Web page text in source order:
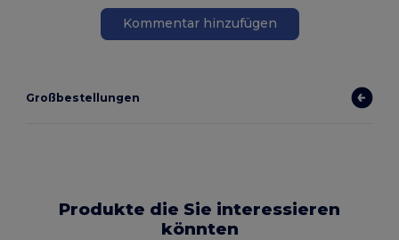
Kommentar hinzufügen
Großbestellungen
Produkte die Sie interessieren
könnten